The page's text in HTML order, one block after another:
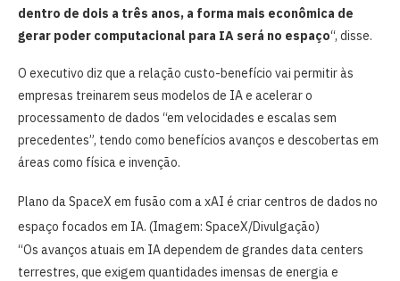
dentro de dois a três anos, a forma mais econômica de
gerar poder computacional para IA será no espaço“, disse.
O executivo diz que a relação custo-benefício vai permitir às
empresas treinarem seus modelos de IA e acelerar o
processamento de dados “em velocidades e escalas sem
precedentes”, tendo como benefícios avanços e descobertas em
áreas como física e invenção.
Plano da SpaceX em fusão com a xAI é criar centros de dados no
espaço focados em IA. (Imagem: SpaceX/Divulgação)
“Os avanços atuais em IA dependem de grandes data centers
terrestres, que exigem quantidades imensas de energia e